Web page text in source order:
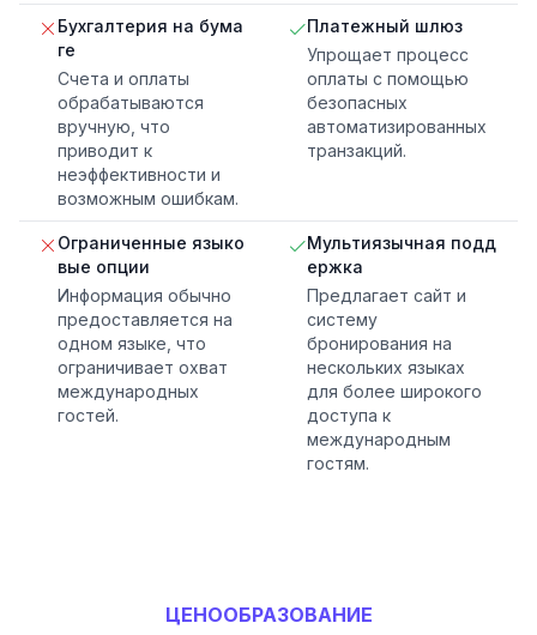
Бухгалтерия на бума
ге
Счета и оплаты
обрабатываются
вручную, что
приводит к
неэффективности и
возможным ошибкам.
Платежный шлюз
Упрощает процесс
оплаты с помощью
безопасных
автоматизированных
транзакций.
Ограниченные языко
вые опции
Информация обычно
предоставляется на
одном языке, что
ограничивает охват
международных
гостей.
Мультиязычная подд
ержка
Предлагает сайт и
систему
бронирования на
нескольких языках
для более широкого
доступа к
международным
гостям.
ЦЕНООБРАЗОВАНИЕ